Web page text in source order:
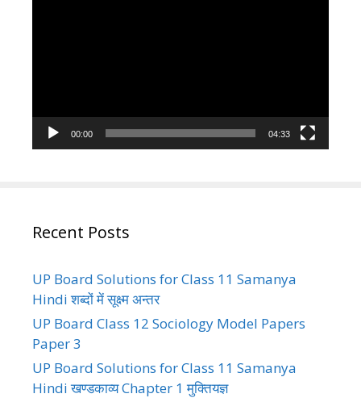
00:00 04:33
Recent Posts
UP Board Solutions for Class 11 Samanya
Hindi शब्दों में सूक्ष्म अन्तर
UP Board Class 12 Sociology Model Papers
Paper 3
UP Board Solutions for Class 11 Samanya
Hindi खण्डकाव्य Chapter 1 मुक्तियज्ञ